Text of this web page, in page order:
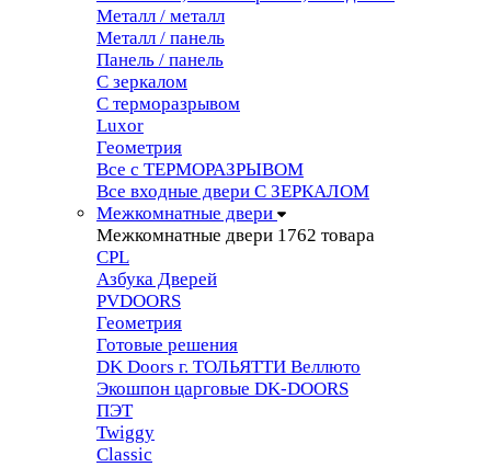
Металл / металл
Металл / панель
Панель / панель
С зеркалом
С терморазрывом
Luxor
Геометрия
Все с ТЕРМОРАЗРЫВОМ
Все входные двери С ЗЕРКАЛОМ
Межкомнатные двери
Межкомнатные двери 1762 товара
CPL
Азбука Дверей
PVDOORS
Геометрия
Готовые решения
DK Doors г. ТОЛЬЯТТИ Веллюто
Экошпон царговые DK-DOORS
ПЭТ
Twiggy
Classic